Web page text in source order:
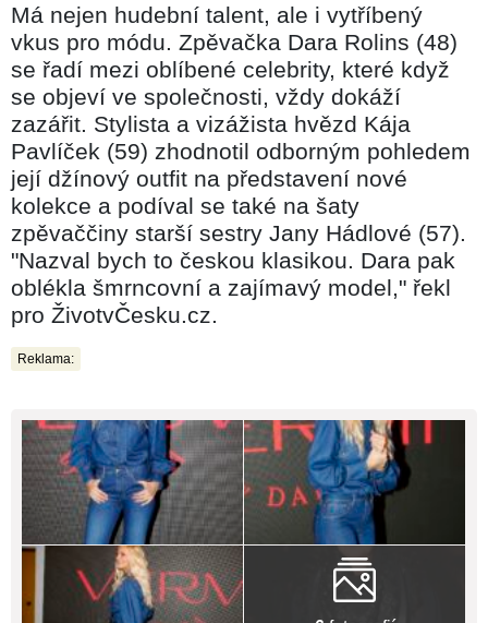
Má nejen hudební talent, ale i vytříbený
vkus pro módu. Zpěvačka Dara Rolins (48)
se řadí mezi oblíbené celebrity, které když
se objeví ve společnosti, vždy dokáží
zazářit. Stylista a vizážista hvězd Kája
Pavlíček (59) zhodnotil odborným pohledem
její džínový outfit na představení nové
kolekce a podíval se také na šaty
zpěvaččiny starší sestry Jany Hádlové (57).
"Nazval bych to českou klasikou. Dara pak
oblékla šmrncovní a zajímavý model," řekl
pro ŽivotvČesku.cz.
Reklama: